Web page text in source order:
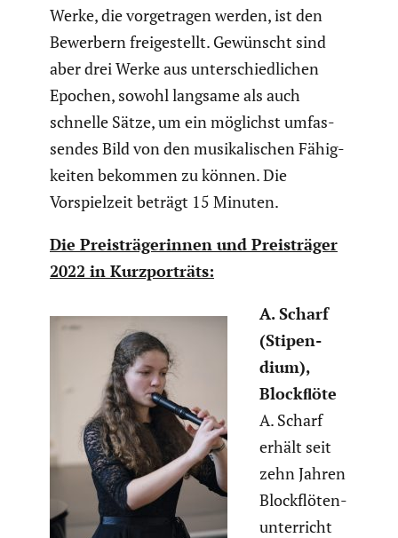
Werke, die vorge­tragen werden, ist den
Bewerbern freige­stellt. Gewünscht sind
aber drei Werke aus unter­schied­li­chen
Epochen, sowohl langsame als auch
schnelle Sätze, um ein möglichst umfas­
sendes Bild von den musika­li­schen Fähig­
keiten bekommen zu können. Die
Vorspiel­zeit beträgt 15 Minuten.
Die Preis­trä­ge­rinnen und Preis­träger
2022 in Kurzpor­träts:
A. Scharf
(Stipen­
dium),
Blockﬂöte
A. Scharf
erhält seit
zehn Jahren
Block­flö­ten­
un­ter­richt